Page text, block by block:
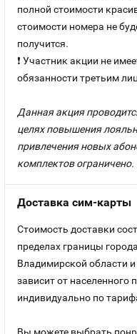
полной стоимости
стоимости номера не
получится.
❗ Участник акции не
обязанности третьим
Данная акция
целях повышения
привлечения новых
комплектов ограничено.
Доставка сим-карты
Стоимость доставки
пределах границы
Владимирской области
зависит от населенного
индивидуально по